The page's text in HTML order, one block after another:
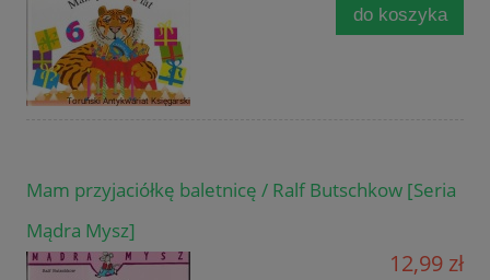
do koszyka
Mam przyjaciółkę baletnicę / Ralf Butschkow [Seria
Mądra Mysz]
12,99 zł